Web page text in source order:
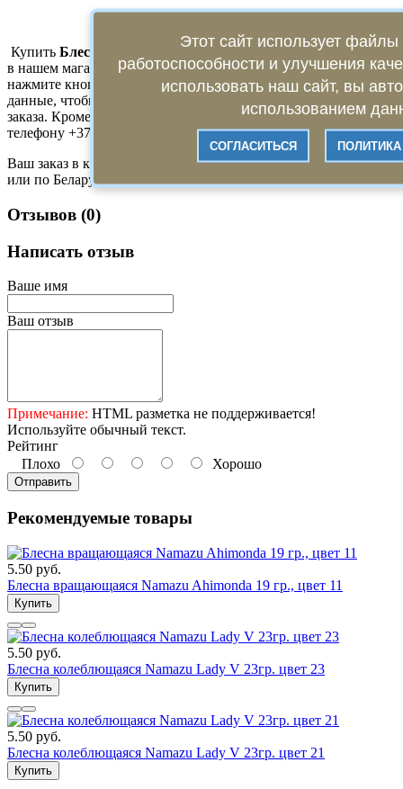
Купить Блесна вращающаяся Namazu Alleria 25гр
цвет 07
в нашем магазине можно всего в несколько кликов. Для этого
нажмите кнопку «КУПИТЬ» и оставьте свои контактные
данные, чтобы оператор связался с Вами для утверждения
заказа. Кроме того, заказ можно оформить, позвонив нам по
телефону +375 29 349 92 64.
Ваш заказ в кратчайшие сроки будет доставлен по Минску
или по Беларуси!
Отзывов (0)
Написать отзыв
Ваше имя
Ваш отзыв
Примечание: HTML разметка не поддерживается!
Используйте обычный текст.
Рейтинг
Плохо
Хорошо
Отправить
Рекомендуемые товары
5.50 руб.
Блесна вращающаяся Namazu Ahimonda 19 гр., цвет 11
Купить
5.50 руб.
Блесна колеблющаяся Namazu Lady V 23гр. цвет 23
Купить
5.50 руб.
Блесна колеблющаяся Namazu Lady V 23гр. цвет 21
Купить
Этот сайт использует
работоспособности и улучшения
использовать наш сайт, вы
использованием
СОГЛАСИТЬСЯ